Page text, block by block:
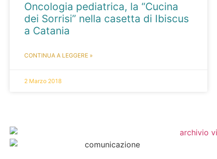
Oncologia pediatrica, la “Cucina
dei Sorrisi” nella casetta di Ibiscus
a Catania
CONTINUA A LEGGERE »
2 Marzo 2018